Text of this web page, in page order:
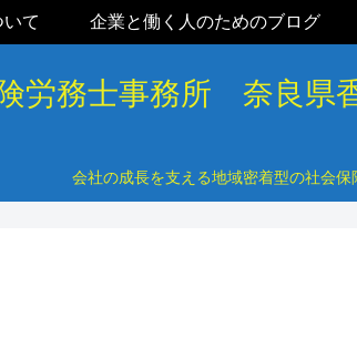
労務士事務所 奈良県
会社の成長を支える地域密着型の社会保
て 企業と働く人のためのブログ